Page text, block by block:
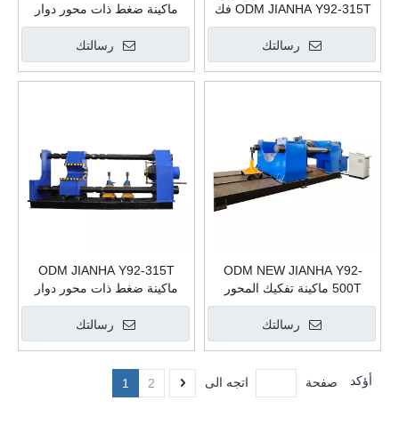
ماكينة ضغط ذات محور دوار
أزرق تفكيك وتجميع عجلة
السكك الحديدية مصانع تصنيع
المكبس الهيدروليكي
رسالتك
ODM JIANHA Y92-315T فك
وتجميع مكبس هيدروليكي مصانع
التصنيع
رسالتك
ODM JIANHA Y92-315T
ماكينة ضغط ذات محور دوار
أزرق تفكيك وتجميع عجلة
السكك الحديدية مصانع تصنيع
المكبس الهيدروليكي
رسالتك
ODM NEW JIANHA Y92-
500T ماكينة تفكيك المحور
الدوار تفكيك عجلة السكك
الحديدية مصانع تصنيع المكبس
الهيدروليكي
رسالتك
1 2 اتجه الى صفحة أؤكد